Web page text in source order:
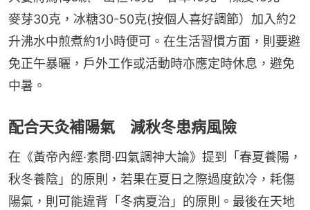
麥芽30克，冰糖30-50克(按個人喜好調節）加入約2
升沸水中煎煮約1小時便可。在生活習慣方面，則要避
免正午暴曬，戶外工作或活動時亦應定時休息，避免
中暑。
配合天灸補陽氣 減秋冬患病風險
在《黃帝內經·素問·四氣調神大論》提到「春夏養陽，
秋冬養陰」的原則，若果在夏日之際過度飲冷，耗傷
陽氣，則可能違背「冬病夏治」的原則。最後在天地